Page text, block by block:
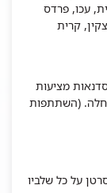
עכו, פרדס
קרית
מציעות
(השתתפות
על כל שלביו